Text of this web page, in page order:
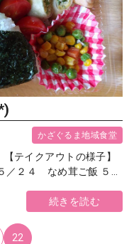
かざぐるま地域食堂
テイクアウトの様子】
／２４ なめ茸ご飯 ５...
続きを読む
22